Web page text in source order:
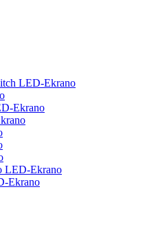
LED-Ekrano
Ekrano
LED-Ekrano
Ekrano